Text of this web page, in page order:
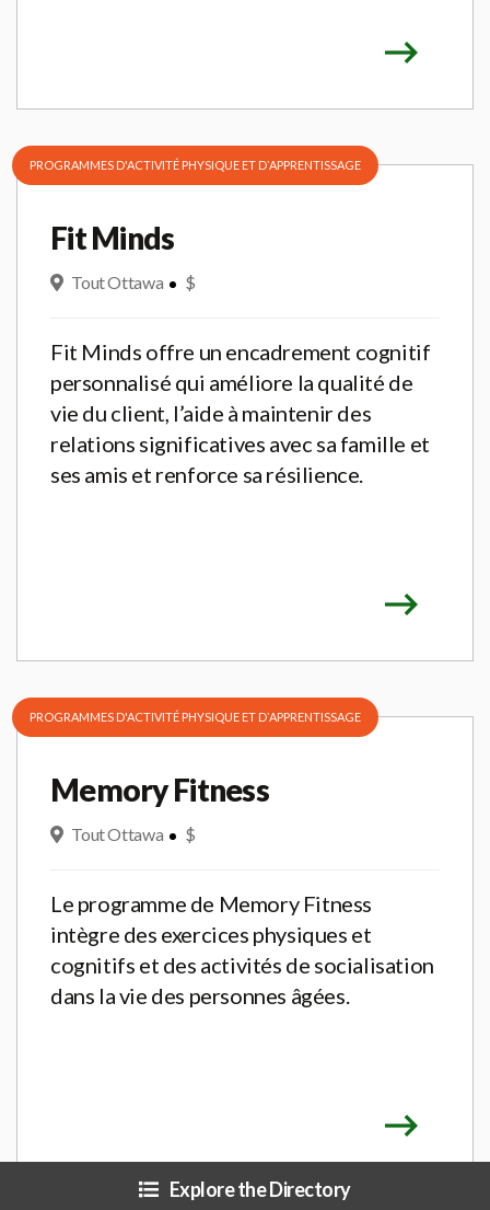
PROGRAMMES D'ACTIVITÉ PHYSIQUE ET DʼAPPRENTISSAGE
Fit Minds
Tout Ottawa $
Fit Minds offre un encadrement cognitif
personnalisé qui améliore la qualité de
vie du client, l’aide à maintenir des
relations significatives avec sa famille et
ses amis et renforce sa résilience.
PROGRAMMES D'ACTIVITÉ PHYSIQUE ET DʼAPPRENTISSAGE
Memory Fitness
Tout Ottawa $
Le programme de Memory Fitness
intègre des exercices physiques et
cognitifs et des activités de socialisation
dans la vie des personnes âgées.
Explore the Directory